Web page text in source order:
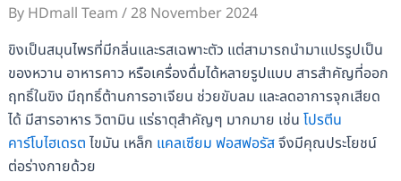
By HDmall Team /28 November 2024
ขิงเป็นสมุนไพรที่มีกลิ่นและรสเฉพาะตัว แต่สามารถนำมาแปรรูปเป็น
ของหวาน อาหารคาว หรือเครื่องดื่มได้หลายรูปแบบ สารสำคัญที่ออก
ฤทธิ์ในขิง มีฤทธิ์ต้านการอาเจียน ช่วยขับลม และลดอาการจุกเสียด
ได้ มีสารอาหาร วิตามิน แร่ธาตุสำคัญๆ มากมาย เช่น โปรตีน
คาร์โบไฮเดรต ไขมัน เหล็ก แคลเซียม ฟอสฟอรัสจึงมีคุณประโยชน์
ต่อร่างกายด้วย